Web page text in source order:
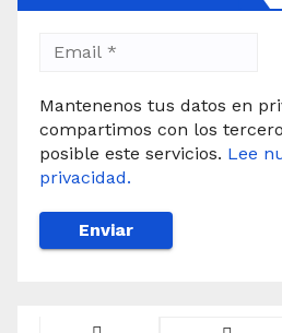
Mantenenos tus datos en
compartimos con los
posible este servicios. Lee
privacidad.